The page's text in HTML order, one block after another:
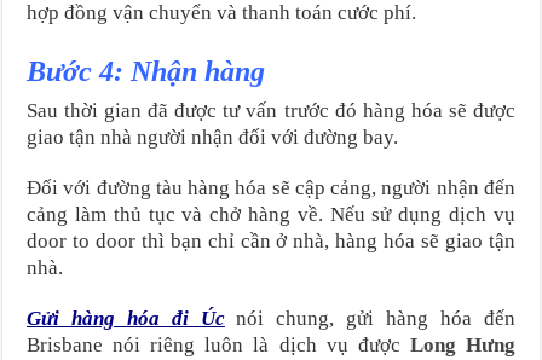
hợp đồng vận chuyển và thanh toán cước phí.
Bước 4: Nhận hàng
Sau thời gian đã được tư vấn trước đó hàng hóa sẽ được
giao tận nhà người nhận đối với đường bay.
Đối với đường tàu hàng hóa sẽ cập cảng, người nhận đến
cảng làm thủ tục và chở hàng về. Nếu sử dụng dịch vụ
door to door thì bạn chỉ cần ở nhà, hàng hóa sẽ giao tận
nhà.
Gửi hàng hóa đi Úcnói chung, gửi hàng hóa đến
Brisbane nói riêng luôn là dịch vụ được Long Hưng